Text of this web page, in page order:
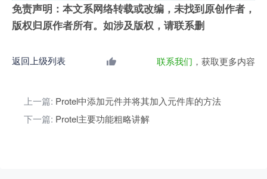
免责声明：本文系网络转载或改编，未找到原创作者，
版权归原作者所有。如涉及版权，请联系删
返回上级列表 联系我们 ，获取更多内容
上一篇: Protel中添加元件并将其加入元件库的方法
下一篇: Protel主要功能粗略讲解